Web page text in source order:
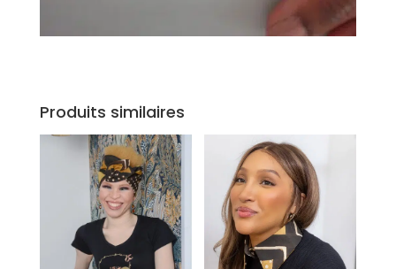
Produits similaires